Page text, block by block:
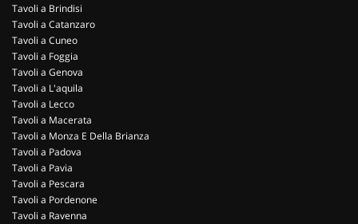
Tavoli a Brindisi
Tavoli a Catanzaro
Tavoli a Cuneo
Tavoli a Foggia
Tavoli a Genova
Tavoli a L'aquila
Tavoli a Lecco
Tavoli a Macerata
Tavoli a Monza E Della Brianza
Tavoli a Padova
Tavoli a Pavia
Tavoli a Pescara
Tavoli a Pordenone
Tavoli a Ravenna